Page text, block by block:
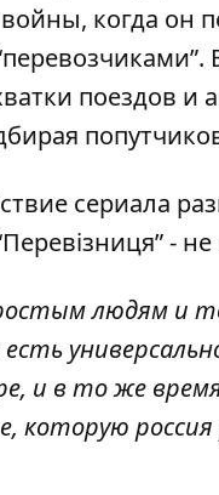
когда он
поездов
сериала
-
людям и
и в то же
которую